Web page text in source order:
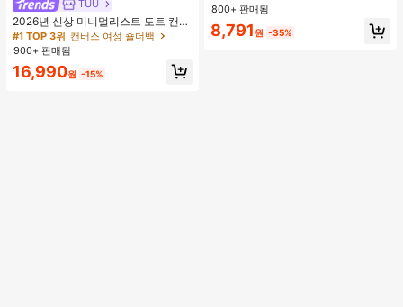
TUU
2026년 신상 미니멀리스트 도트 캔버
스 토트백, 대용량 캐주얼 다용도 통근
숄더 핸드백
#1 TOP 3위 캔버스 여성 숄더백
900+ 판매됨
16,990원 -15%
운지웨어
800+ 판매됨
8,791 원 -35%